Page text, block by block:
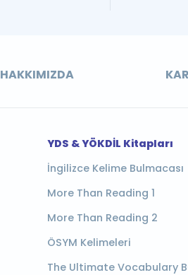
HAKKIMIZDA
YDS & YÖKDİL Kitapları
İngilizce Kelime Bulmacası
More Than Reading 1
More Than Reading 2
ÖSYM Kelimeleri
The Ultimate Vocabulary